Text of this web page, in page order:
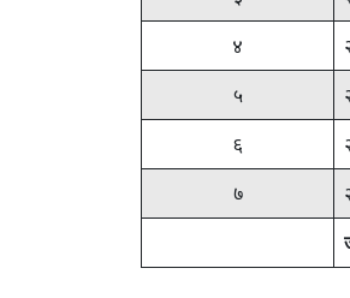
४
५
६
७